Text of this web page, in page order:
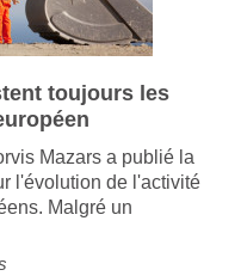
toujours les
Mazars a publié la
l'évolution de l'activité
Malgré un